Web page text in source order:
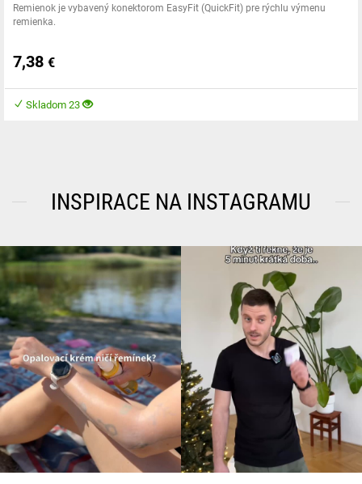
Remienok je vybavený konektorom EasyFit (QuickFit) pre rýchlu výmenu
remienka.
7,38 €
Skladom 23
INSPIRACE NA INSTAGRAMU